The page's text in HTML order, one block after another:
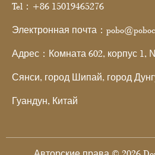
Tel：+86 15019465276
Электронная почта：
Адрес：Комната 602, корпус 1,
Сянси, город Шипай, город
Гуандун, Китай